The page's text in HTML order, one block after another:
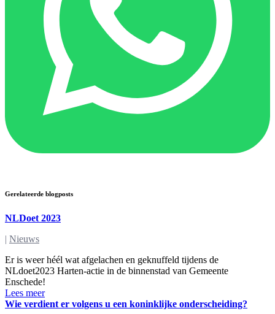
Gerelateerde blogposts
NLDoet 2023
| Nieuws
Er is weer héél wat afgelachen en geknuffeld tijdens de
NLdoet2023 Harten-actie in de binnenstad van Gemeente
Enschede!
Lees meer
Wie verdient er volgens u een koninklijke onderscheiding?